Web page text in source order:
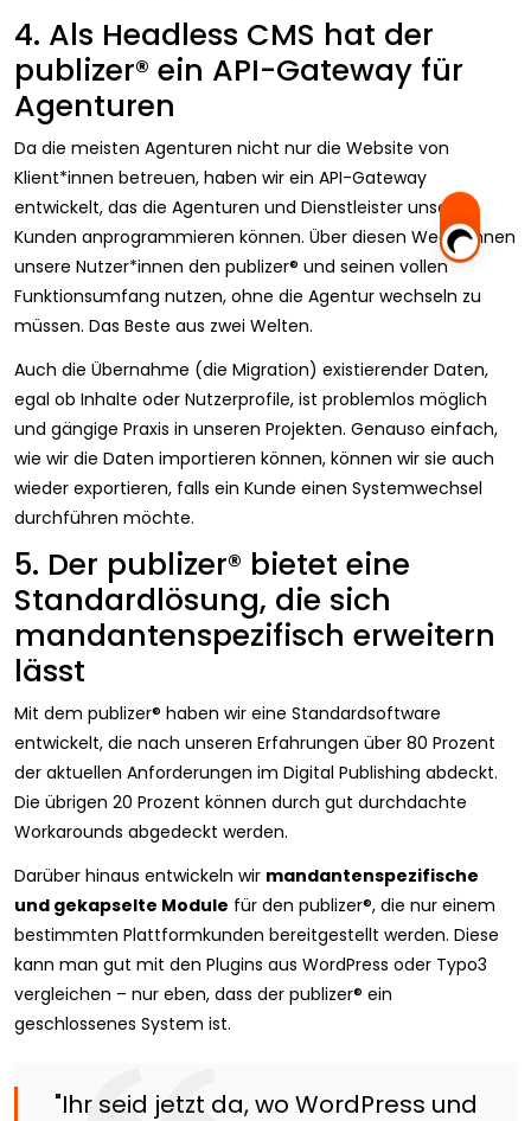
4. Als Headless CMS hat der
publizer® ein API-Gateway für
Agenturen
Da die meisten Agenturen nicht nur die Website von
Klient*innen betreuen, haben wir ein API-Gateway
entwickelt, das die Agenturen und Dienstleister unserer
Kunden anprogrammieren können. Über diesen Weg können
unsere Nutzer*innen den publizer® und seinen vollen
Funktionsumfang nutzen, ohne die Agentur wechseln zu
müssen. Das Beste aus zwei Welten.
Auch die Übernahme (die Migration) existierender Daten,
egal ob Inhalte oder Nutzerprofile, ist problemlos möglich
und gängige Praxis in unseren Projekten. Genauso einfach,
wie wir die Daten importieren können, können wir sie auch
wieder exportieren, falls ein Kunde einen Systemwechsel
durchführen möchte.
5. Der publizer® bietet eine
Standardlösung, die sich
mandantenspezifisch erweitern
lässt
Mit dem publizer® haben wir eine Standardsoftware
entwickelt, die nach unseren Erfahrungen über 80 Prozent
der aktuellen Anforderungen im Digital Publishing abdeckt.
Die übrigen 20 Prozent können durch gut durchdachte
Workarounds abgedeckt werden.
Darüber hinaus entwickeln wir mandantenspezifische
und gekapselte Module für den publizer®, die nur einem
bestimmten Plattformkunden bereitgestellt werden. Diese
kann man gut mit den Plugins aus WordPress oder Typo3
vergleichen – nur eben, dass der publizer® ein
geschlossenes System ist.
"Ihr seid jetzt da, wo WordPress und